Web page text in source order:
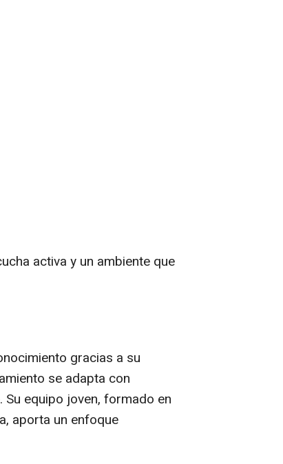
activa y un ambiente que
gracias a su
se adapta con
equipo joven, formado en
aporta un enfoque